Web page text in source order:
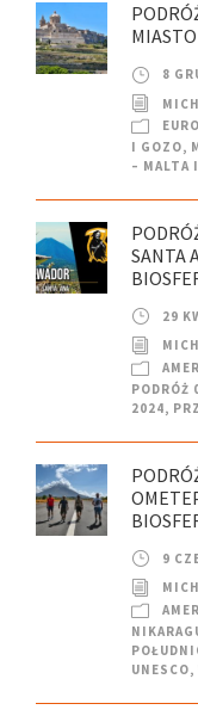
8
I GOZO,
– MALTA
SANTA
29
PODRÓŻ
2024,
9
UNESCO,